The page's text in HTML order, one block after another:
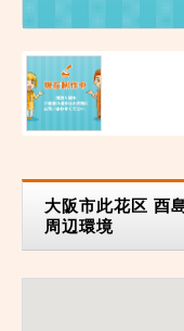
大阪市此花区 酉
周辺環境